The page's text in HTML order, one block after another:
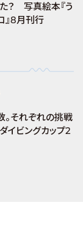
？ 写真絵本『う
』8月刊行
。それぞれの挑戦
イビングカップ2